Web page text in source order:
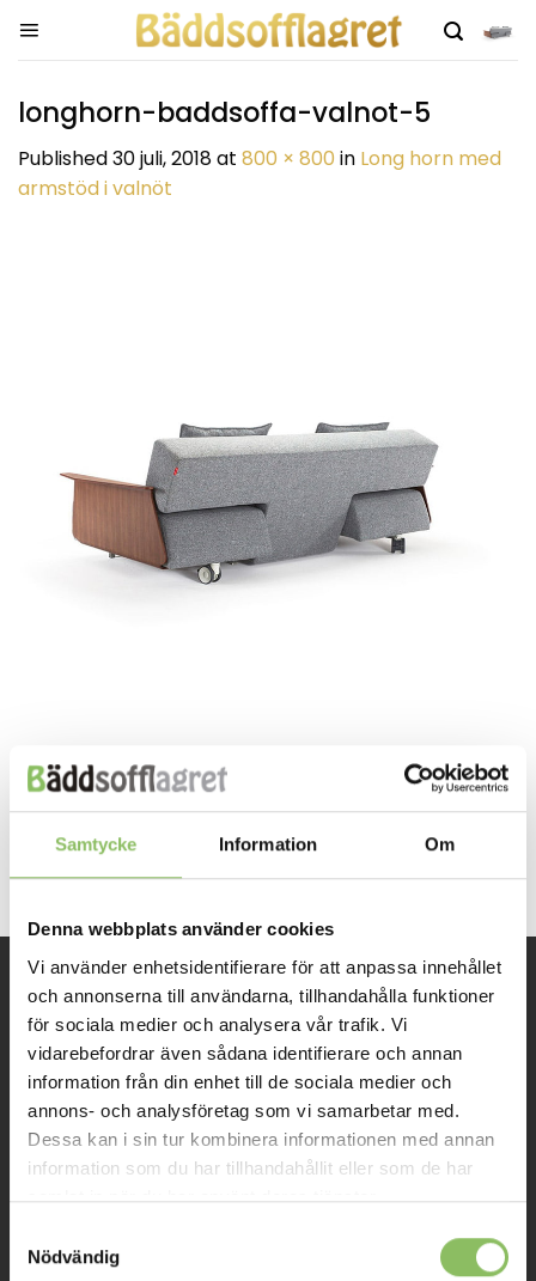
Samtycke Information Om
Denna webbplats använder cookies
Vi använder enhetsidentifierare för att anpassa innehållet
och annonserna till användarna, tillhandahålla funktioner
för sociala medier och analysera vår trafik. Vi
vidarebefordrar även sådana identifierare och annan
information från din enhet till de sociala medier och
annons- och analysföretag som vi samarbetar med.
Dessa kan i sin tur kombinera informationen med annan
information som du har tillhandahållit eller som de har
samlat in när du har använt deras tjänster.
Nödvändig
longhorn-baddsoffa-valnot-5
Published30 juli, 2018at 800 × 800 in Long horn med
armstöd i valnöt
Both comments and trackbacks are currently closed.
←Previous
Next→
INFORMATION
Om oss
Kontakt
Mitt konto
Leverans